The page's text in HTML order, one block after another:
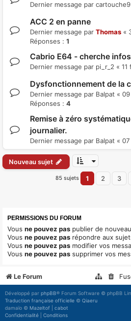
Dernier message par cartouche9
ACC 2 en panne
Dernier message par Thomas «
Réponses : 1
Cabrio E64 - cherche infos
Dernier message par pi_r_2 « 11
Dysfonctionnement de la
Dernier message par Balpat «
Réponses : 4
Remise à zéro
journalier.
Dernier message par Balpat «
Nouveau sujet
85 sujets 1 2 3
PERMISSIONS DU FORUM
Vous ne pouvez pas publier de
Vous ne pouvez pas répondre aux
Vous ne pouvez pas modifier vos
Vous ne pouvez pas supprimer vos
Le Forum
Développé par phpBB® Forum Software © phpBB
Traduction française officielle © Qiaeru
damaïo © Mazeltof
cabot
Confidentialité
Conditions